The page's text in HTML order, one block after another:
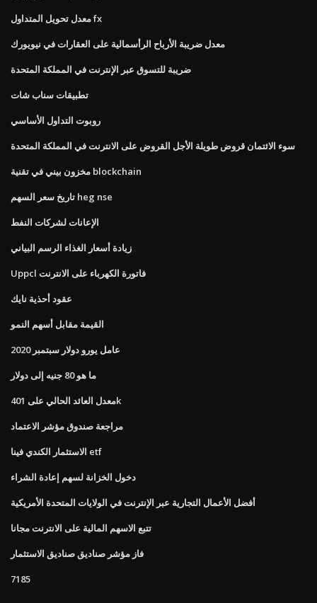
معدل تحويل المتداول fx
معدل ضريبة الأرباح الرأسمالية على العقارات في نيويورك
ضريبة للتسوق عبر الإنترنت في المملكة المتحدة
تطبيقات سناب شات
روبوت التداول الأساسي
سوء الائتمان قروض طويلة الأجل القروض على الانترنت في المملكة المتحدة
مخزون بيني في تقنية blockchain
تاريخ سعر السهم heg nse
الإعانات لشركات النفط
زيادة أسعار الغذاء الرسم البياني
Uppcl فاتورة الكهرباء على الانترنت
عقود أحذية نايك
القيمة مقابل أسهم النمو
عامل يورو دولار سبتمبر 2020
ما هو 80 جنيه إلى دولار
معدل العائد الحالي على 401k
مراجعة صندوق مؤشر الاعتماد
الاستثمار الكندي فينا etf
دخول الخزانة لسهم إعادة الشراء
أفضل الأعمال التجارية عبر الإنترنت في الولايات المتحدة الأمريكية
تتبع الاسهم المالية على الانترنت مجانا
فاز مؤشر صناديق صناديق الاستثمار
7185